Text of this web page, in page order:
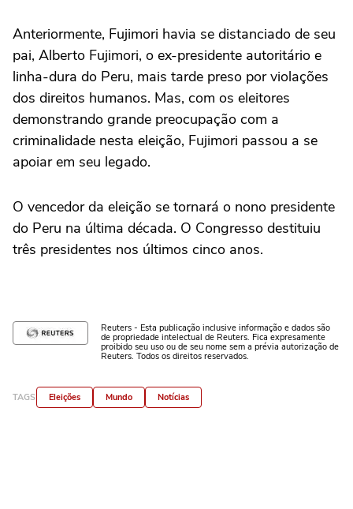
Anteriormente, Fujimori havia se distanciado de seu
pai, Alberto Fujimori, o ex-presidente autoritário e
linha-dura do Peru, mais tarde preso por violações
dos direitos humanos. Mas, com os eleitores
demonstrando grande preocupação com a
criminalidade nesta eleição, Fujimori passou a se
apoiar em seu legado.
O vencedor da eleição se tornará o nono presidente
do Peru na última década. O Congresso destituiu
três presidentes nos últimos cinco anos.
Reuters - Esta publicação inclusive informação e dados são
de propriedade intelectual de Reuters. Fica expresamente
proibido seu uso ou de seu nome sem a prévia autorização de
Reuters. Todos os direitos reservados.
TAGS Eleições Mundo Notícias